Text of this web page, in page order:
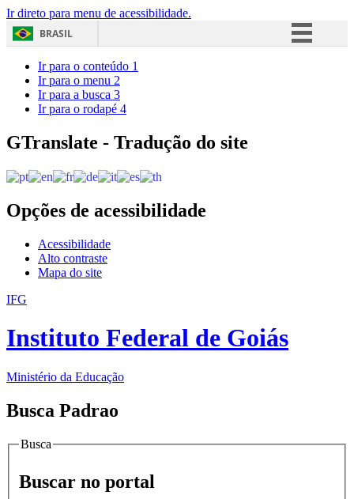
Ir direto para menu de acessibilidade.
BRASIL
Acesso à informação
Ir para o conteúdo 1
Ir para o menu 2
Ir para a busca 3
Ir para o rodapé 4
GTranslate - Tradução do site
Opções de acessibilidade
Acessibilidade
Alto contraste
Mapa do site
IFG
Instituto Federal de Goiás
Ministério da Educação
Busca Padrao
Busca
Buscar no portal